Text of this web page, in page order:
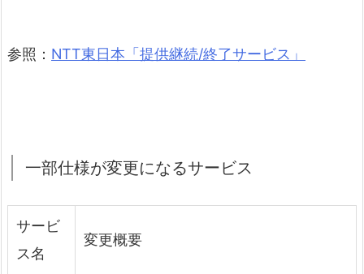
参照： NTT東日本「提供継続/終了サービス」
一部仕様が変更になるサービス
サービ
ス名
変更概要